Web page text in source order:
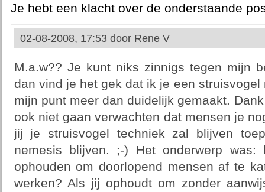
Je hebt een klacht over de onderstaande
02-08-2008, 17:53 door Rene V
M.a.w?? Je kunt niks zinnigs tegen mijn
dan vind je het gek dat ik je een
mijn punt meer dan duidelijk gemaakt.
ook niet gaan verwachten dat mensen je
jij je struisvogel techniek zal blijven
nemesis blijven. ;-) Het onderwerp was:
ophouden om doorlopend mensen af te
werken? Als jij ophoudt om zonder